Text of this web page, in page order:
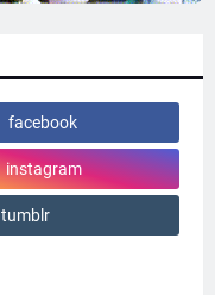
facebook
instagram
tumblr